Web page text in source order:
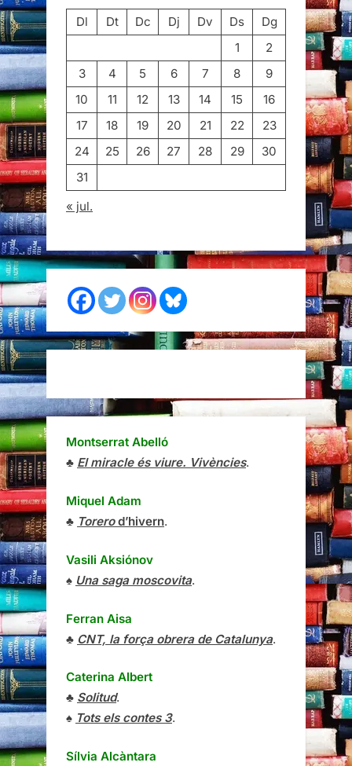
Dl
Dt Dc Dj Dv Ds
Dg
1
2
3
4 5 6 7 8
9
10
11 12 13 14 15
16
17
18 19 20 21 22
23
24
25 26 27 28 29
30
31
« jul.
Montserrat Abelló
♣ El miracle és viure. Vivències.
Miquel Adam
♣ Torerod’hivern.
Vasili Aksiónov
♠ Una saga moscovita.
Ferran Aisa
♣ CNT, la força obrera de Catalunya.
Caterina Albert
♣ Solitud.
♠ Tots els contes 3.
Sílvia Alcàntara